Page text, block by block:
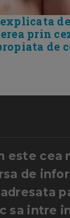
prin
de
este cea
de
sa intre